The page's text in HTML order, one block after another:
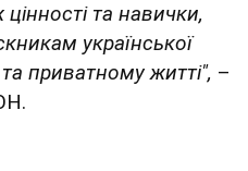
та навички,
української
приватному житті", –